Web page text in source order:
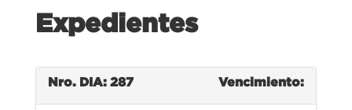
Expedientes
Nro. DIA: 287 Vencimiento: